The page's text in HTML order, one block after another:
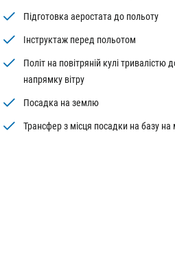
Підготовка аеростата до польоту
Інструктаж перед польотом
Політ на повітряній кулі тривалістю
напрямку вітру
Посадка на землю
Трансфер з місця посадки на базу